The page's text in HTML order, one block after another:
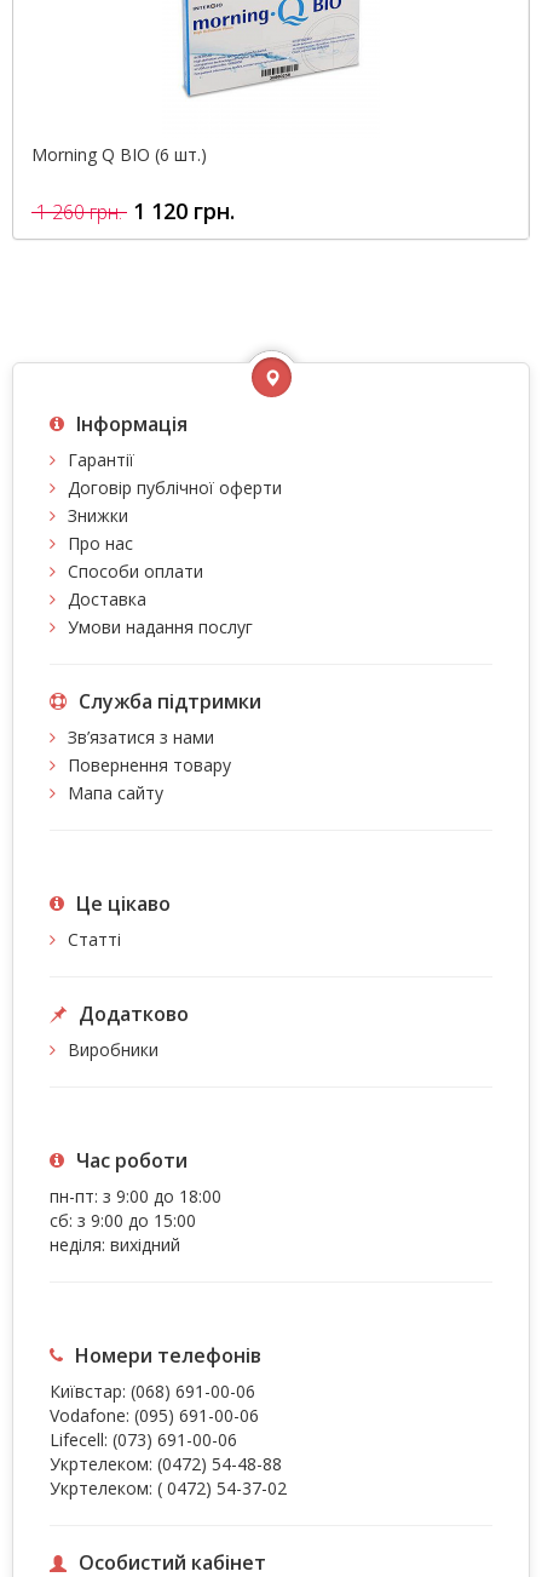
Morning Q BIO (6 шт.)
1 260 грн. 1 120 грн.
Інформація
Гарантії
Договір публічної оферти
Знижки
Про нас
Способи оплати
Доставка
Умови надання послуг
Служба підтримки
Зв’язатися з нами
Повернення товару
Мапа сайту
Це цiкаво
Статті
Додатково
Виробники
Час роботи
пн-пт: з 9:00 до 18:00
сб: з 9:00 до 15:00
неділя: вихідний
Номери телефонів
Київстар: (068) 691-00-06
Vodafone: (095) 691-00-06
Lifecell: (073) 691-00-06
Укртелеком: (0472) 54-48-88
Укртелеком: ( 0472) 54-37-02
Особистий кабінет